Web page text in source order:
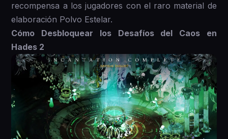
recompensa a los jugadores con el raro material de
elaboración Polvo Estelar.
Cómo Desbloquear los Desafíos del Caos en
Hades 2